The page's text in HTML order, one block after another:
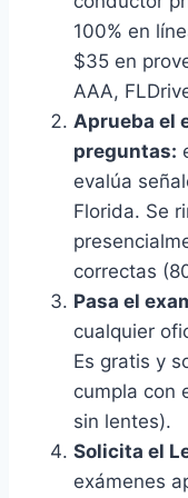
100% en
$35 en
AAA,
Aprueba el
preguntas:
evalúa
Florida. Se
correctas
Pasa el
cualquier
Es gratis y
cumpla con
sin lentes).
Solicita el
exámenes